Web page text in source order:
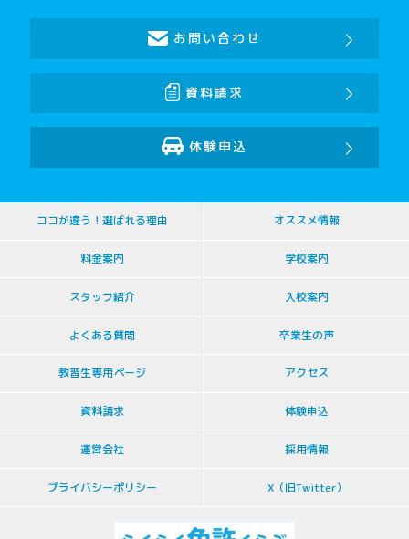
お問い合わせ
資料請求
体験申込
ココが違う！選ばれる理由 オススメ情報
料金案内 学校案内
スタッフ紹介 入校案内
よくある質問 卒業生の声
教習生専用ページ アクセス
資料請求 体験申込
運営会社 採用情報
プライバシーポリシー X（旧Twitter）